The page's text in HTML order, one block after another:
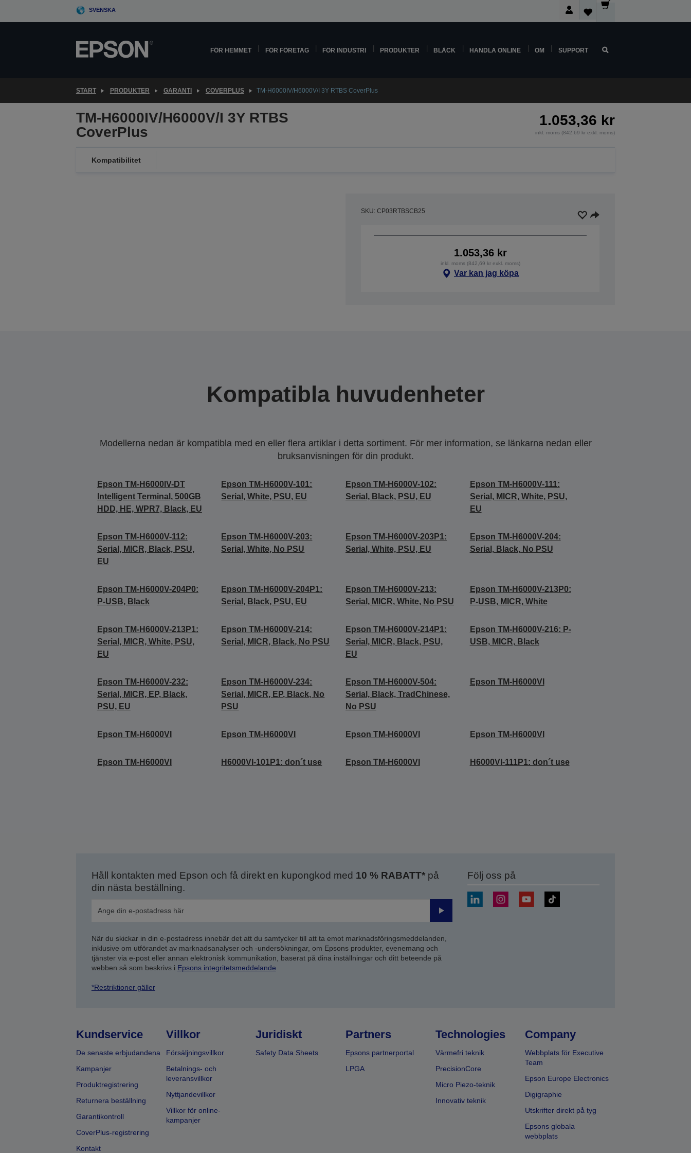
SVENSKA
FÖR HEMMET FÖR FÖRETAG FÖR INDUSTRI PRODUKTER BLÄCK HANDLA ONLINE OM SUPPORT
START PRODUKTER GARANTI COVERPLUS TM-H6000IV/H6000V/I 3Y RTBS CoverPlus
TM-H6000IV/H6000V/I 3Y RTBS
CoverPlus
1.053,36 kr
inkl. moms (842,69 kr exkl. moms)
Kompatibilitet
SKU: CP03RTBSCB25
1.053,36 kr
inkl. moms (842,69 kr exkl. moms)
Var kan jag köpa
Kompatibla huvudenheter
Modellerna nedan är kompatibla med en eller flera artiklar i detta sortiment. För mer information, se länkarna nedan eller
bruksanvisningen för din produkt.
Epson TM-H6000IV-DT
Intelligent Terminal, 500GB
HDD, HE, WPR7, Black, EU
Epson TM-H6000V-101:
Serial, White, PSU, EU
Epson TM-H6000V-102:
Serial, Black, PSU, EU
Epson TM-H6000V-111:
Serial, MICR, White, PSU,
EU
Epson TM-H6000V-112:
Serial, MICR, Black, PSU,
EU
Epson TM-H6000V-203:
Serial, White, No PSU
Epson TM-H6000V-203P1:
Serial, White, PSU, EU
Epson TM-H6000V-204:
Serial, Black, No PSU
Epson TM-H6000V-204P0:
P-USB, Black
Epson TM-H6000V-204P1:
Serial, Black, PSU, EU
Epson TM-H6000V-213:
Serial, MICR, White, No PSU
Epson TM-H6000V-213P0:
P-USB, MICR, White
Epson TM-H6000V-213P1:
Serial, MICR, White, PSU,
EU
Epson TM-H6000V-214:
Serial, MICR, Black, No PSU
Epson TM-H6000V-214P1:
Serial, MICR, Black, PSU,
EU
Epson TM-H6000V-216: P-
USB, MICR, Black
Epson TM-H6000V-232:
Serial, MICR, EP, Black,
PSU, EU
Epson TM-H6000V-234:
Serial, MICR, EP, Black, No
PSU
Epson TM-H6000V-504:
Serial, Black, TradChinese,
No PSU
Epson TM-H6000VI
Epson TM-H6000VI Epson TM-H6000VI Epson TM-H6000VI Epson TM-H6000VI
Epson TM-H6000VI H6000VI-101P1: don´t use Epson TM-H6000VI H6000VI-111P1: don´t use
Håll kontakten med Epson och få direkt en kupongkod med 10 % RABATT*på
din nästa beställning.
Skicka
När du skickar in din e-postadress innebär det att du samtycker till att ta emot marknadsföringsmeddelanden,
inklusive om utförandet av marknadsanalyser och -undersökningar, om Epsons produkter, evenemang och
tjänster via e-post eller annan elektronisk kommunikation, baserat på dina inställningar och ditt beteende på
webben så som beskrivs i Epsons integritetsmeddelande
*Restriktioner gäller
Följ oss på
Kundservice
De senaste erbjudandena
Kampanjer
Produktregistrering
Returnera beställning
Garantikontroll
CoverPlus-registrering
Kontakt
Villkor
Försäljningsvillkor
Betalnings- och
leveransvillkor
Nyttjandevillkor
Villkor för online-
kampanjer
Juridiskt
Safety Data Sheets
Partners
Epsons partnerportal
LPGA
Technologies
Värmefri teknik
PrecisionCore
Micro Piezo-teknik
Innovativ teknik
Company
Webbplats för Executive
Team
Epson Europe Electronics
Digigraphie
Utskrifter direkt på tyg
Epsons globala
webbplats